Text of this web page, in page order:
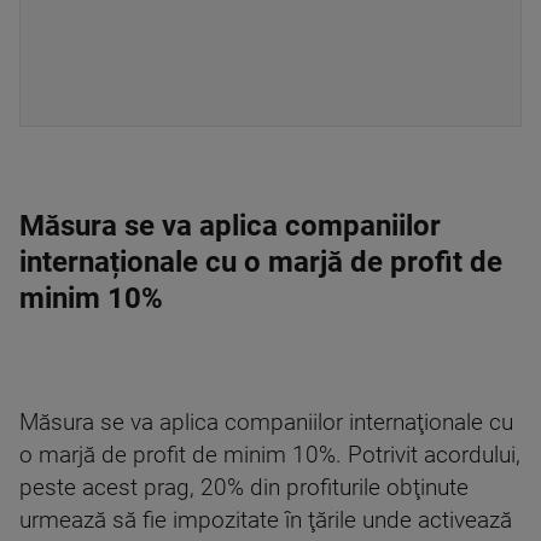
Măsura se va aplica companiilor
internaționale cu o marjă de profit de
minim 10%
Măsura se va aplica companiilor internaţionale cu
o marjă de profit de minim 10%. Potrivit acordului,
peste acest prag, 20% din profiturile obţinute
urmează să fie impozitate în ţările unde activează